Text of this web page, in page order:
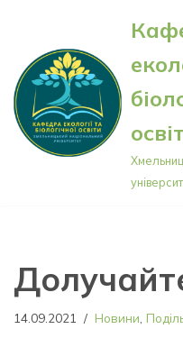
Перейти
до
вмісту
14.09.2021 Новини